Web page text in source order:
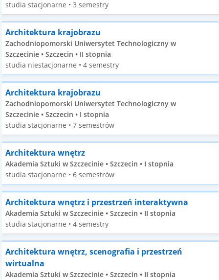
studia stacjonarne • 3 semestry
Architektura krajobrazu
Zachodniopomorski Uniwersytet Technologiczny w
Szczecinie • Szczecin • II stopnia
studia niestacjonarne • 4 semestry
Architektura krajobrazu
Zachodniopomorski Uniwersytet Technologiczny w
Szczecinie • Szczecin • I stopnia
studia stacjonarne • 7 semestrów
Architektura wnętrz
Akademia Sztuki w Szczecinie • Szczecin • I stopnia
studia stacjonarne • 6 semestrów
Architektura wnętrz i przestrzeń interaktywna
Akademia Sztuki w Szczecinie • Szczecin • II stopnia
studia stacjonarne • 4 semestry
Architektura wnętrz, scenografia i przestrzeń
wirtualna
Akademia Sztuki w Szczecinie • Szczecin • II stopnia